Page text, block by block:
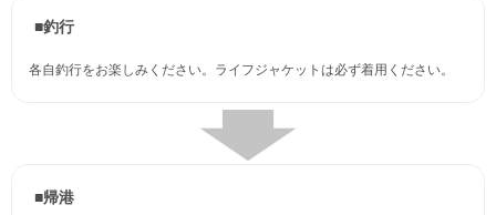
■釣行
各自釣行をお楽しみください。ライフジャケットは必ず着用ください。
■帰港